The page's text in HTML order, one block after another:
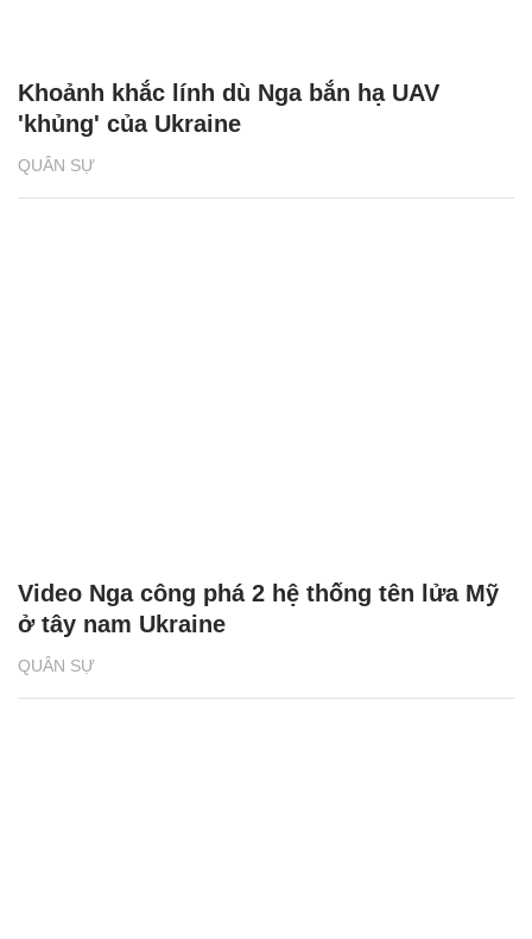
QUÂN SỰ
Khoảnh khắc lính dù Nga bắn hạ UAV
'khủng' của Ukraine
QUÂN SỰ
Video Nga công phá 2 hệ thống tên lửa Mỹ
ở tây nam Ukraine